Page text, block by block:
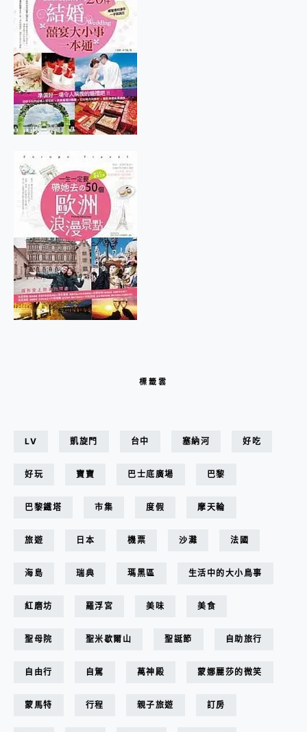
標籤雲
LV 凱旋門 台中 塞納河 好吃
好玩 寶寶 巴士底廣場 巴黎
巴黎鐵塔 市集 度假 摩天輪
旅遊 日本 機票 沙灘 法國
海島 瑞典 瑪黑區 生活中的大小鳥事
紅磨坊 羅浮宮 美味 美食
聖母院 聖米歇爾山 聖誕節 自助旅行
自由行 自駕 萬神殿 蒙娜麗莎的微笑
蒙馬特 行程 親子旅遊 訂房